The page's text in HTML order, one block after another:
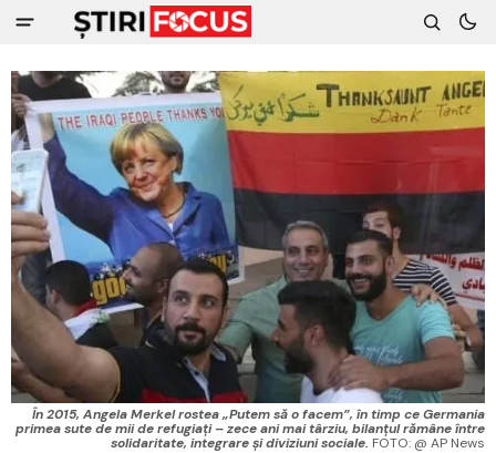
În 2015, Angela Merkel rostea „Putem să o facem”, în timp ce Germania
primea sute de mii de refugiați – zece ani mai târziu, bilanțul rămâne între
solidaritate, integrare și diviziuni sociale. FOTO: @ AP News